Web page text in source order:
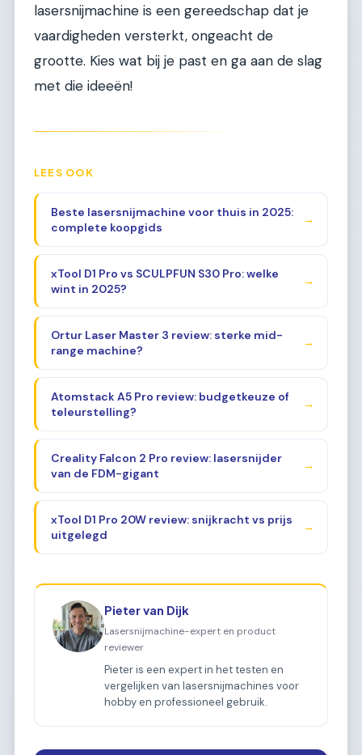
lasersnijmachine is een gereedschap dat je
vaardigheden versterkt, ongeacht de
grootte. Kies wat bij je past en ga aan de slag
met die ideeën!
LEES OOK
Beste lasersnijmachine voor thuis in 2025:
complete koopgids
→
xTool D1 Pro vs SCULPFUN S30 Pro: welke
wint in 2025?
→
Ortur Laser Master 3 review: sterke mid-
range machine?
→
Atomstack A5 Pro review: budgetkeuze of
teleurstelling?
→
Creality Falcon 2 Pro review: lasersnijder
van de FDM-gigant
→
xTool D1 Pro 20W review: snijkracht vs prijs
uitgelegd
→
Pieter van Dijk
Lasersnijmachine-expert en product
reviewer
Pieter is een expert in het testen en
vergelijken van lasersnijmachines voor
hobby en professioneel gebruik.